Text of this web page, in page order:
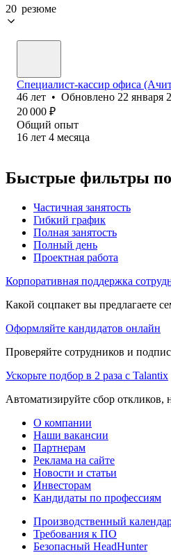
20 резюме
Специалист-кассир офиса
46 лет • Обновлено 22 января
20 000 ₽
Общий опыт
16 лет 4 месяца
Быстрые фильтры
Частичная занятость
Гибкий график
Полная занятость
Полный день
Проектная работа
Корпоративная поддержка
Какой соцпакет вы предлагаете
Оформляйте кандидатов онлайн
Проверяйте сотрудников и
Ускорьте подбор в 2 раза с Talantix
Автоматизируйте сбор откликов,
О компании
Наши вакансии
Партнерам
Реклама на сайте
Новости и статьи
Инвесторам
Кандидаты по профессиям
Производственный
Требования к ПО
Безопасный HeadHunter